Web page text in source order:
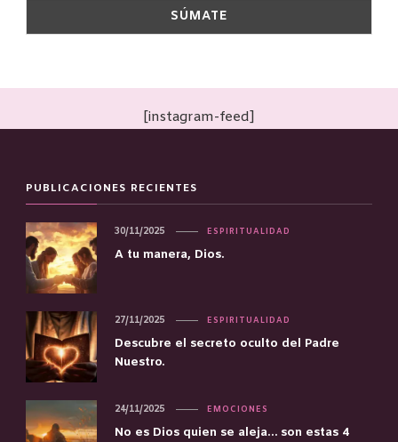
[instagram-feed]
PUBLICACIONES RECIENTES
ESPIRITUALIDAD
A tu manera, Dios.
30/11/2025
ESPIRITUALIDAD
Descubre el secreto oculto del Padre
Nuestro.
27/11/2025
EMOCIONES
No es Dios quien se aleja… son estas 4
24/11/2025